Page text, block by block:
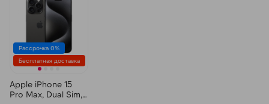
Рассрочка 0%
Бесплатная доставка
Apple iPhone 15
Pro Max, Dual Sim,